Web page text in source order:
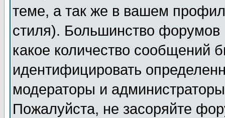
теме, а так же в вашем
стиля). Большинство форумов
какое количество сообщений
идентифицировать
модераторы и
Пожалуйста, не засоряйте